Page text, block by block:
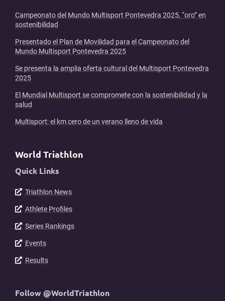
Campeonato del Mundo Multisport Pontevedra 2025, “oro” en
sostenibilidad
Presentado el Plan de Movilidad para el Campeonato del
Mundo Multisport Pontevedra 2025
Se presenta la amplia oferta cultural del Multisport Pontevedra
2025
El Mundial Multisport se compromete con la sostenibilidad y la
salud
Multisport: el km cero de un verano lleno de vida
World Triathlon
Quick Links
Triathlon News
Athlete Profiles
Series Rankings
Events
Results
Follow @WorldTriathlon